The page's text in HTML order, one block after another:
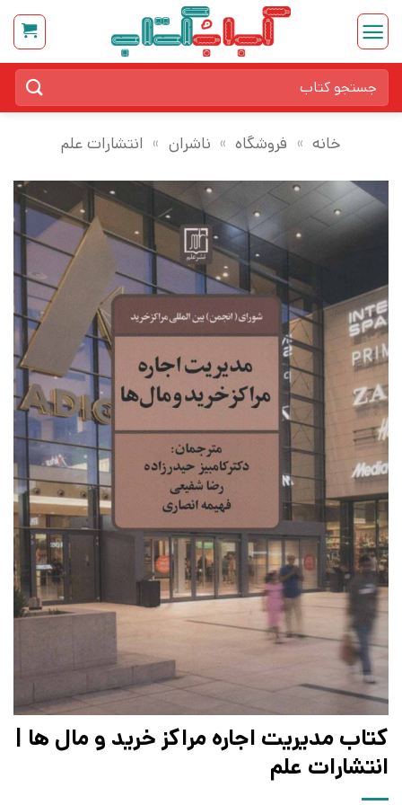
Skip
content
برای:
خانه » فروشگاه » ناشران » انتشارات علم
کتاب مدیریت اجاره مراکز خرید و مال ها |
انتشارات علم